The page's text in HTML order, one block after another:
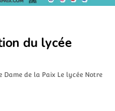
du lycée
Dame de la Paix Le lycée Notre